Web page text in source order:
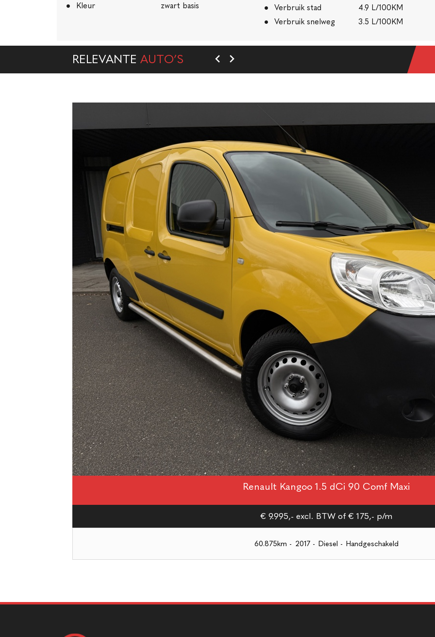
Kleur
zwart basis
Verbruik stad
4.9 L/100KM
Verbruik snelweg
3.5 L/100KM
RELEVANTEAUTO’S
Renault Kangoo 1.5 dCi 90 Comf Maxi
€ 9.995,- excl. BTW of € 175,- p/m
60.875km - 2017 - Diesel - Handgeschakeld